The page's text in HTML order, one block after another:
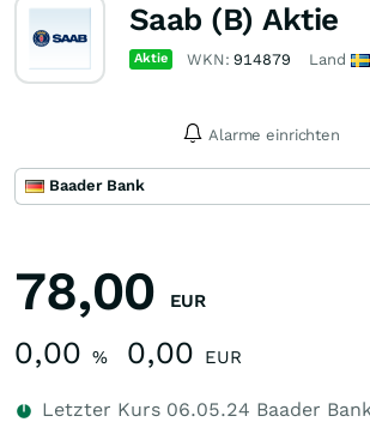
Saab (B) Aktie
Aktie WKN:914879 Land
Alarme einrichten
Baader Bank
78,00 EUR
0,00 % 0,00 EUR
Letzter Kurs 06.05.24 Baader